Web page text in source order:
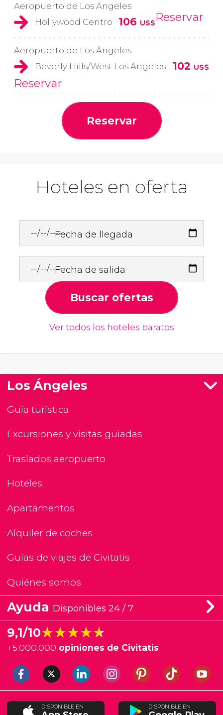
Aeropuerto de Los Ángeles
Hollywood Centro
106 US$Reservar
Aeropuerto de Los Ángeles
Beverly Hills/West Los Angeles
102 US$
Reservar
Reservar
Hoteles en oferta
Fecha de llegada
Fecha de salida
Buscar ofertas
Ver todos los hoteles baratos
Los Ángeles
Guía turística
Excursiones y visitas guiadas
Traslados aeropuerto
Hoteles
Apartamentos
Alquiler de coches
Guías de viajes de Civitatis
Quiénes somos
Ayuda Disponibles 24 / 7
9,1/10★★★★★
★★★★★
+5.000.000 opiniones de Civitatis
DISPONIBLE EN DISPONIBLE EN